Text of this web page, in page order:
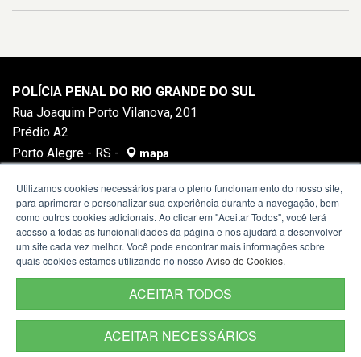
POLÍCIA PENAL DO RIO GRANDE DO SUL
Rua Joaquim Porto Vilanova, 201
Prédio A2
Porto Alegre - RS -
mapa
Termos de Uso
Utilizamos cookies necessários para o pleno funcionamento do nosso site,
para aprimorar e personalizar sua experiência durante a navegação, bem
como outros cookies adicionais. Ao clicar em "Aceitar Todos", você terá
acesso a todas as funcionalidades da página e nos ajudará a desenvolver
um site cada vez melhor. Você pode encontrar mais informações sobre
quais cookies estamos utilizando no nosso Aviso de Cookies.
ACEITAR TODOS
ACEITAR NECESSÁRIOS